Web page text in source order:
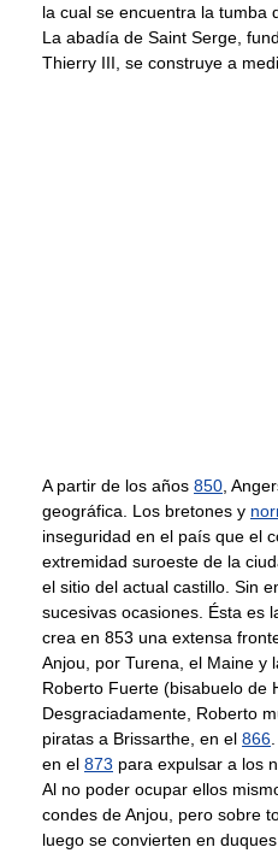
la cual se encuentra la tumba
La abadía de Saint Serge,
Thierry III, se construye a
A partir de los años 850 ,
geográfica. Los bretones y
inseguridad en el país que el
extremidad suroeste de la
el sitio del actual castillo. Sin
sucesivas ocasiones. Ésta es
crea en 853 una extensa
Anjou, por Turena, el Maine y
Roberto Fuerte (bisabuelo de
Desgraciadamente, Roberto
piratas a Brissarthe, en el 866
en el 873 para expulsar a los
Al no poder ocupar ellos
condes de Anjou, pero sobre
luego se convierten en